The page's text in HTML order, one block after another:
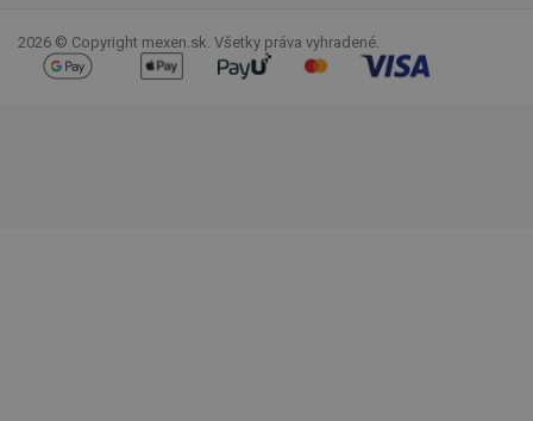
2026 © Copyright mexen.sk. Všetky práva vyhradené.